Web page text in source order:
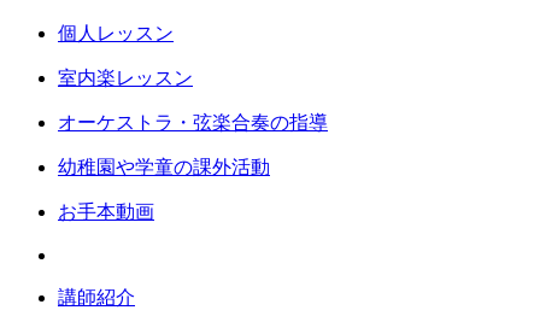
個人レッスン
室内楽レッスン
オーケストラ・弦楽合奏の指導
幼稚園や学童の課外活動
お手本動画
講師紹介